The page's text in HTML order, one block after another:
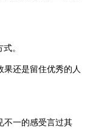
。
果还是留住优秀的人
不一的感受言过其